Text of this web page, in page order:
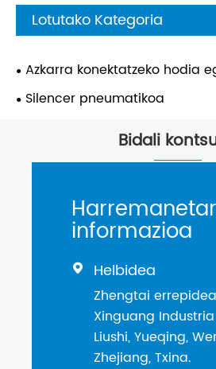
Lotutako Kategoria
Azkarra konektatzeko hodia
Silencer pneumatikoa
Bidali
informazioa
 Helbidea
Zhengtai
Xinguang
Liushi, Yueqing,
Zhejiang, Txina.